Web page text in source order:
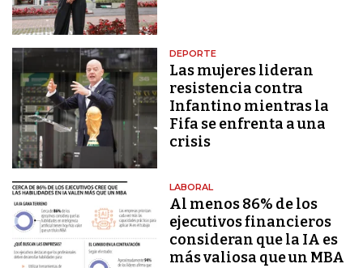
DEPORTE
Las mujeres lideran
resistencia contra
Infantino mientras la
Fifa se enfrenta a una
crisis
LABORAL
Al menos 86% de los
ejecutivos financieros
consideran que la IA es
más valiosa que un MBA